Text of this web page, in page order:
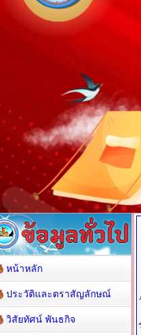
หน้าหลัก
ประวัติและตราสัญลักษณ์
วิสัยทัศน์ พันธกิจ